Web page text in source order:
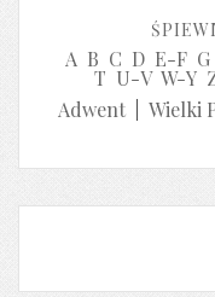
A B C D E-F G
T U-V W-Y
Adwent| Wielki